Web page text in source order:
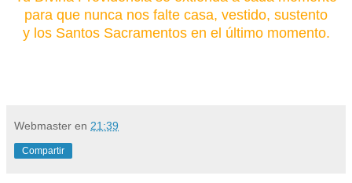
para que nunca nos falte casa, vestido, sustento
y los Santos Sacramentos en el último momento.
Webmaster en 21:39
Compartir